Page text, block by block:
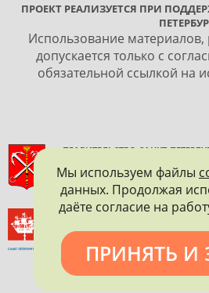
ПРОЕКТ РЕАЛИЗУЕТСЯ ПРИ
Использование
допускается только с
обязательной ссылкой на
ПРАВИТЕЛЬСТВО САНКТ-
КОМИТЕТ ПО
И ОХРАНЕ ПАМЯТНИКОВ ИСТОРИИ
ВСЕРОССИЙСКОЕ
САНКТ-ПЕТЕРБУРГСКОЕ
Мы используем файлы
данных. Продолжая
даёте согласие на
ПРИНЯТЬ И